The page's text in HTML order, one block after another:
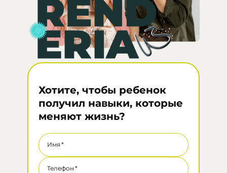
Хотите, чтобы ребенок
получил навыки, которые
меняют жизнь?
Имя *
Телефон *